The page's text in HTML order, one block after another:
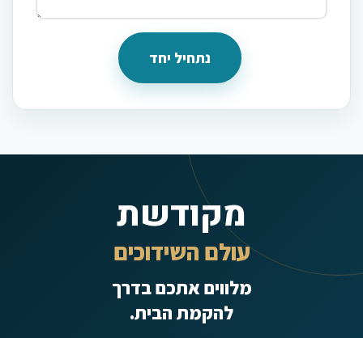
נתחיל יחד
מקודשת
עולם השידוכים
מלווים אתכם בדרך
להקמת הבית.